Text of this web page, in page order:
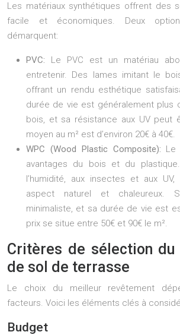
Les matériaux synthétiques offrent des
facile et économiques. Deux
démarquent:
PVC: Le PVC est un matériau
entretenir. Des lames imitant le
offrant un rendu esthétique
durée de vie est généralement plus
bois, et sa résistance aux UV peut
moyen au m² est d’environ 20€ à 40€.
WPC (Wood Plastic Composite): Le
avantages du bois et du
l’humidité, aux insectes et aux
aspect naturel et chaleureux.
minimaliste, et sa durée de vie est
prix se situe entre 50€ et 90€ le m².
Critères de sélection du
de sol de terrasse
Le choix du meilleur revêtement
facteurs. Voici les éléments clés à
Budget